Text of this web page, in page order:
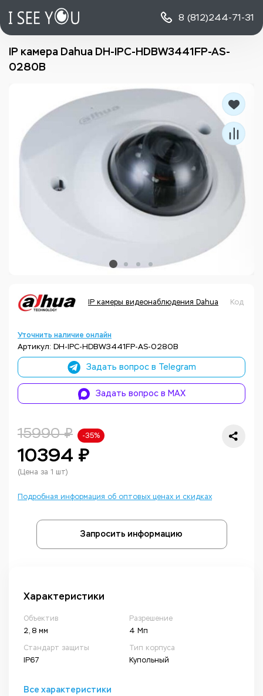
8 (812)244-71-31
IP камера Dahua DH-IPC-HDBW3441FP-AS-
0280B
IP камеры видеонаблюдения Dahua Код
Уточнить наличие онлайн
Артикул: DH-IPC-HDBW3441FP-AS-0280B
Задать вопрос в Telegram
Задать вопрос в MAX
15990 ₽ -35%
10394 ₽
(Цена за 1 шт)
Подробная информация об оптовых ценах и скидках
Запросить информацию
Характеристики
Объектив
2, 8 мм
Разрешение
4 Мп
Стандарт защиты
IP67
Тип корпуса
Купольный
Все характеристики